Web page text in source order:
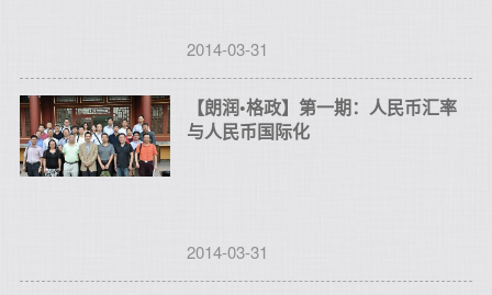
2014-03-31
【朗润•格政】第一期：人民币汇率
与人民币国际化
2014-03-31